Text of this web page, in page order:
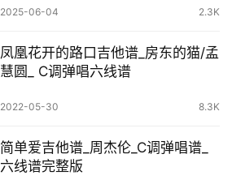
2025-06-04 2.3K
凤凰花开的路口吉他谱_房东的猫/孟
慧圆_ C调弹唱六线谱
2022-05-30 8.3K
简单爱吉他谱_周杰伦_C调弹唱谱_
六线谱完整版